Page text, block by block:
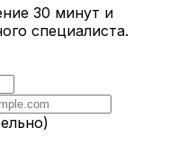
30 минут и
специалиста.